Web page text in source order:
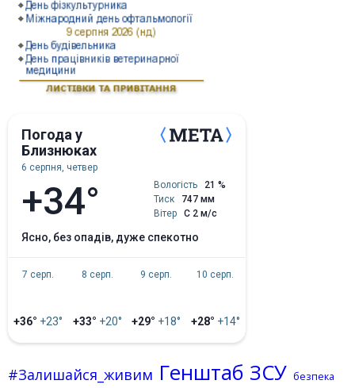
Погода у
Близнюках
6 серпня, четвер
+34° Вологість
21 %
Тиск
747 мм
Вітер
С 2 м/с
ясно, без опадів, дуже спекотно
7 серп.
+36° +23°
8 серп.
+33° +20°
9 серп.
+29° +18°
10 серп.
+28° +14°
#Залишайся_живим Генштаб ЗСУ безпека